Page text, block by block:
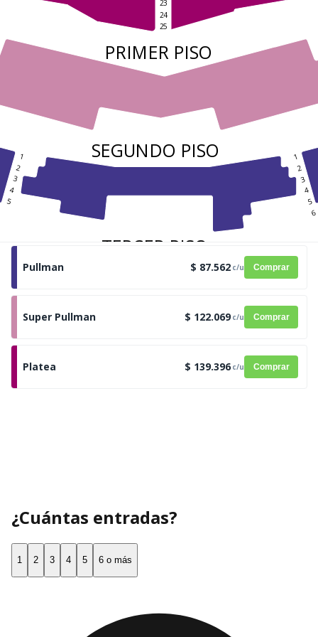
PRIMER PISO
SEGUNDO PISO
TERCER PISO
1
1
1
2
2
2
3 3
4 4
5 5
6
23
24
25
Pullman $ 87.562 c/u Comprar
Super Pullman $ 122.069 c/u Comprar
Platea $ 139.396 c/u Comprar
¿Cuántas entradas?
1 2 3 4 5 6 o más